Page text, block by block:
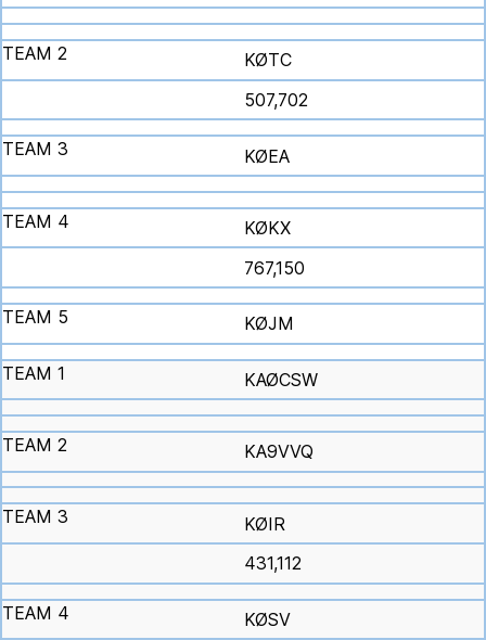
KØTC
507,702
KØEA
KØKX
767,150
KØJM
KAØCSW
KA9VVQ
KØIR
431,112
KØSV